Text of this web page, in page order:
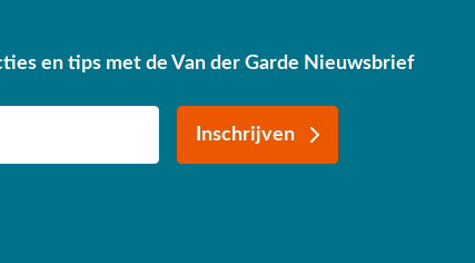
en tips met de Van der Garde Nieuwsbrief
Inschrijven